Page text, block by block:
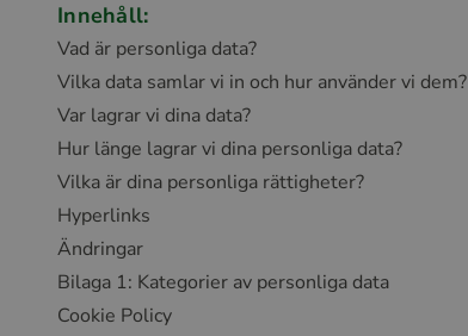
Innehåll:
Vad är personliga data?
Vilka data samlar vi in och hur använder vi dem?
Var lagrar vi dina data?
Hur länge lagrar vi dina personliga data?
Vilka är dina personliga rättigheter?
Hyperlinks
Ändringar
Bilaga 1: Kategorier av personliga data
Cookie Policy